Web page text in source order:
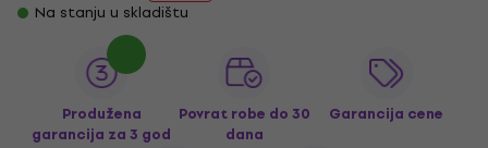
Na stanju u skladištu
Produžena
garancija za 3 god
Povrat robe do 30
dana
Garancija cene